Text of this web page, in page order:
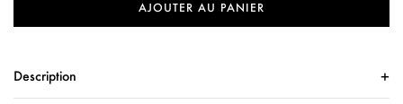
AJOUTER AU PANIER
Description